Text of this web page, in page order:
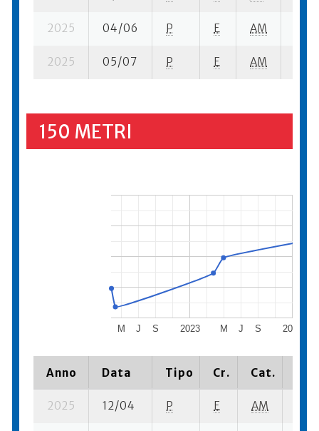
2025 04/06 P E AM
2025 05/07 P E AM
150 METRI
2023 2024
M J S M J S
Anno Data Tipo Cr. Cat.
2025 12/04 P E AM